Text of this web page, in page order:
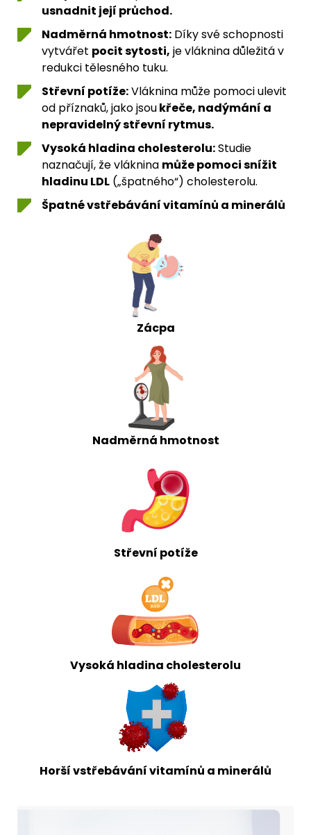
usnadnit její průchod.
Nadměrná hmotnost: Díky své schopnosti
vytvářet pocit sytosti, je vláknina důležitá v
redukci tělesného tuku.
Střevní potíže:Vláknina může pomoci ulevit
od příznaků, jako jsoukřeče, nadýmání a
nepravidelný střevní rytmus.
Vysoká hladina cholesterolu:Studie
naznačují, že vláknina může pomoci snížit
hladinu LDL („špatného“) cholesterolu.
Špatné vstřebávání vitamínů a minerálů
Zácpa
Nadměrná hmotnost
Střevní potíže
Vysoká hladina cholesterolu
Horší vstřebávání vitamínů a minerálů